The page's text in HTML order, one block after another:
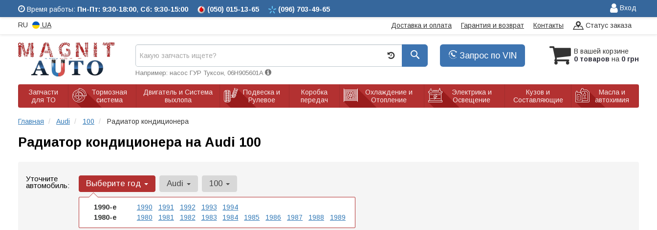
Время работы: Пн-Пт: 9:30-18:00, Сб: 9:30-15:00 (050) 015-13-65 (096) 703-49-65 Вход
RU UA Доставка и оплата Гарантия и возврат Контакты Статус заказа
В вашей корзине
0 товаров на 0 грн
Запрос по VIN
Например: насос ГУР Туксон, 06H905601A
Запчасти
для ТО
Тормозная
система
Двигатель и Система
выхлопа
Подвеска и
Рулевое
Коробка
передач
Охлаждение и
Отопление
Электрика и
Освещение
Кузов и
Составляющие
Масла и
автохимия
Главная Audi 100 Радиатор кондиционера
Радиатор кондиционера на Audi 100
Уточните
автомобиль:
Выберите год
1990-е 1990 1991 1992 1993
1994
1980-е
1980 1981 1982 1983 1984 1985 1986 1987 1988 1989
Audi 100